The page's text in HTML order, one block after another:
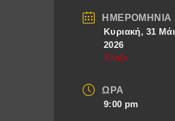
ΗΜΕΡΟΜΗΝΊΑ
Κυριακή, 31 Μάι
2026
Έληξε
ΏΡΑ
9:00 pm